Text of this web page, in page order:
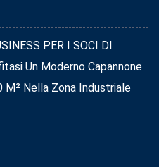
PER I SOCI DI
Un Moderno Capannone
M² Nella Zona Industriale